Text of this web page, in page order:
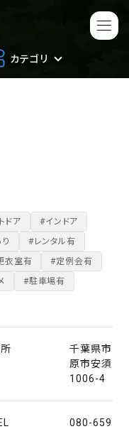
カテゴリ
サバゲー豆知識
やってみた
ドア
#インドア
#レンタル有
衣室有
#定例会有
#駐車場有
千葉県市
原市安須
1006-4
080-659